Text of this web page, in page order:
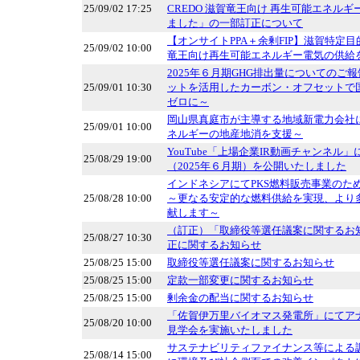
25/09/02 17:25
CREDO 滋賀竜王向け 再生可能エネルギ
ました」の一部訂正について
25/09/02 10:00
【オンサイトPPA＋余剰FIP】滋賀特定
竜王向け再生可能エネルギー電気の供給
25/09/01 10:30
2025年６月期GHG排出量についてのご
ットを活用したカーボン・オフセット
ゼロに～
25/09/01 10:00
岡山県真庭市が主導する地域新電力会
ネルギーの地産地消を支援～
25/08/29 19:00
YouTube「上場企業IR動画チャンネル」
（2025年６月期）を公開いたしました
25/08/28 10:00
インドネシアにてPKS燃料販売事業のた
～更なる安定的な燃料供給を実現、より
献します～
25/08/27 10:30
（訂正）「取締役等選任議案に関する
正に関するお知らせ
25/08/25 15:00
取締役等選任議案に関するお知らせ
25/08/25 15:00
定款一部変更に関するお知らせ
25/08/25 15:00
剰余金の配当に関するお知らせ
25/08/20 10:00
「佐賀伊万里バイオマス発電所」にて
見学会を実施いたしました
25/08/14 15:00
サステナビリティファイナンス等による